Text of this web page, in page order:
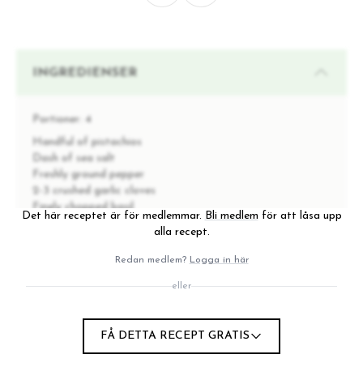
INGREDIENSER
Portioner: 4
Handful of pistachios
Dash of sea salt
Freshly ground pepper
2-3 crushed garlic cloves
Finely chopped basil
Finely chopped flat leaf parsley
1 teaspoon white balsamic vinegar
Det här receptet är för medlemmar. Bli medlem för att låsa upp
alla recept.
Redan medlem? Logga in här
eller
FÅ DETTA RECEPT GRATIS